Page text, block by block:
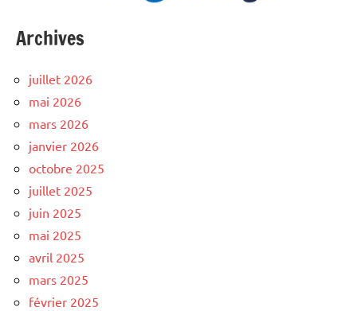
Archives
juillet 2026
mai 2026
mars 2026
janvier 2026
octobre 2025
juillet 2025
juin 2025
mai 2025
avril 2025
mars 2025
février 2025